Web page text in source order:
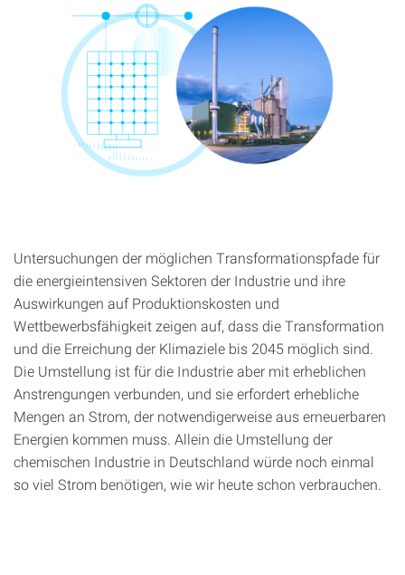
Untersuchungen der möglichen Transformationspfade für
die energieintensiven Sektoren der Industrie und ihre
Auswirkungen auf Produktionskosten und
Wettbewerbsfähigkeit zeigen auf, dass die Transformation
und die Erreichung der Klimaziele bis 2045 möglich sind.
Die Umstellung ist für die Industrie aber mit erheblichen
Anstrengungen verbunden, und sie erfordert erhebliche
Mengen an Strom, der notwendigerweise aus erneuerbaren
Energien kommen muss. Allein die Umstellung der
chemischen Industrie in Deutschland würde noch einmal
so viel Strom benötigen, wie wir heute schon verbrauchen.